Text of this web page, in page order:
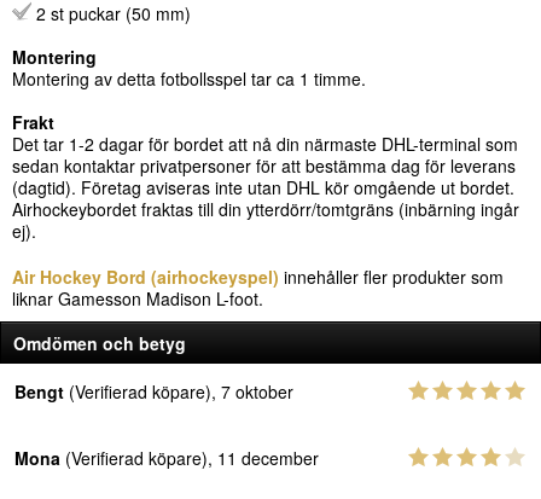
2 st puckar (50 mm)
Montering
Montering av detta fotbollsspel tar ca 1 timme.
Frakt
Det tar 1-2 dagar för bordet att nå din närmaste DHL-terminal som
sedan kontaktar privatpersoner för att bestämma dag för leverans
(dagtid). Företag aviseras inte utan DHL kör omgående ut bordet.
Airhockeybordet fraktas till din ytterdörr/tomtgräns (inbärning ingår
ej).
Air Hockey Bord (airhockeyspel) innehåller fler produkter som
liknar Gamesson Madison L-foot.
Omdömen och betyg
Bengt (Verifierad köpare), 7 oktober
Mona (Verifierad köpare), 11 december